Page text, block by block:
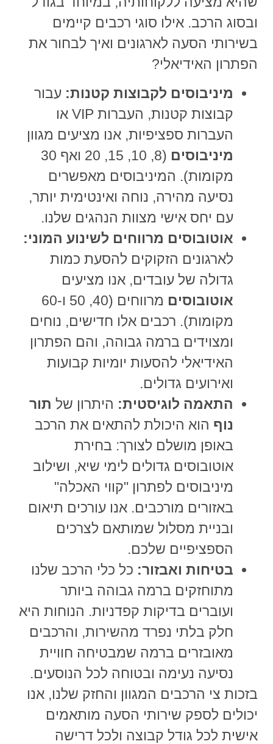
ובסוג הרכב. אילו סוגי רכבים קיימים
בשירותי הסעה לארגונים ואיך לבחור את
הפתרון האידיאלי?
מיניבוסים לקבוצות קטנות: עבור
קבוצות קטנות, העברות VIP או
העברות ספציפיות, אנו מציעים מגוון
מיניבוסים
(8, 10, 15, 20 ואף 30
מקומות). המיניבוסים מאפשרים
נסיעה מהירה, נוחה ואינטימית יותר,
עם יחס אישי מצוות הנהגים שלנו.
אוטובוסים מרווחים לשינוע המוני:
לארגונים הזקוקים להסעת כמות
גדולה של עובדים, אנו מציעים
אוטובוסים
מרווחים (40, 50 ו-60
מקומות). רכבים אלו חדישים, נוחים
ומצוידים ברמה גבוהה, והם הפתרון
האידיאלי להסעות יומיות קבועות
ואירועים גדולים.
התאמה לוגיסטית: היתרון של תור
נוף הוא היכולת להתאים את הרכב
באופן מושלם לצורך: בחירת
אוטובוסים גדולים לימי שיא, ושילוב
מיניבוסים לפתרון "קווי האכלה"
באזורים מורכבים. אנו עורכים תיאום
ובניית מסלול שמותאם לצרכים
הספציפיים שלכם.
בטיחות ואבזור: כל כלי הרכב שלנו
מתוחזקים ברמה גבוהה ביותר
ועוברים בדיקות קפדניות. הנוחות היא
חלק בלתי נפרד מהשירות, והרכבים
מאובזרים ברמה שמבטיחה חוויית
נסיעה נעימה ובטוחה לכל הנוסעים.
בזכות צי הרכבים המגוון והחזק שלנו, אנו
יכולים לספק שירותי הסעה מותאמים
אישית לכל גודל קבוצה ולכל דרישה